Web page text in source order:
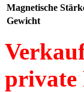
Magnetische
Gewicht
private